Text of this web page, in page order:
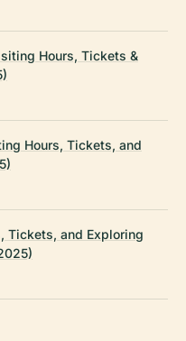
Hours, Tickets &
Hours, Tickets, and
Tickets, and Exploring